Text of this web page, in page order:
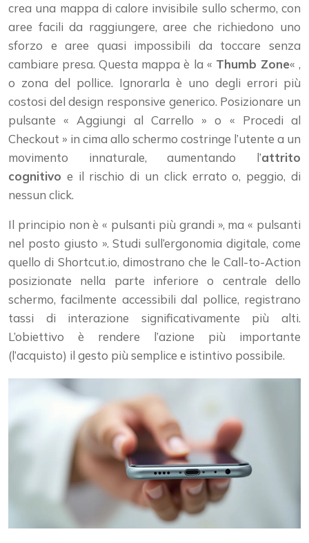
crea una mappa di calore invisibile sullo schermo, con
aree facili da raggiungere, aree che richiedono uno
sforzo e aree quasi impossibili da toccare senza
cambiare presa. Questa mappa è la « Thumb Zone« ,
o zona del pollice. Ignorarla è uno degli errori più
costosi del design responsive generico. Posizionare un
pulsante « Aggiungi al Carrello » o « Procedi al
Checkout » in cima allo schermo costringe l’utente a un
movimento innaturale, aumentando l’attrito
cognitivo e il rischio di un click errato o, peggio, di
nessun click.
Il principio non è « pulsanti più grandi », ma « pulsanti
nel posto giusto ». Studi sull’ergonomia digitale, come
quello di Shortcut.io, dimostrano che le Call-to-Action
posizionate nella parte inferiore o centrale dello
schermo, facilmente accessibili dal pollice, registrano
tassi di interazione significativamente più alti.
L’obiettivo è rendere l’azione più importante
(l’acquisto) il gesto più semplice e istintivo possibile.